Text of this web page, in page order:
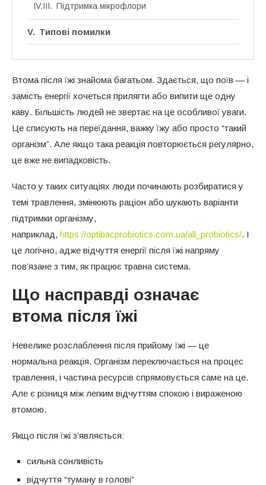
Підтримка мікрофлори
Типові помилки
Втома після їжі знайома багатьом. Здається, що поїв — і
замість енергії хочеться прилягти або випити ще одну
каву. Більшість людей не звертає на це особливої уваги.
Це списують на переїдання, важку їжу або просто “такий
організм”. Але якщо така реакція повторюється регулярно,
це вже не випадковість.
Часто у таких ситуаціях люди починають розбиратися у
темі травлення, змінюють раціон або шукають варіанти
підтримки організму,
наприклад, https://optibacprobiotics.com.ua/all_probiotics/. І
це логічно, адже відчуття енергії після їжі напряму
пов’язане з тим, як працює травна система.
Що насправді означає
втома після їжі
Невелике розслаблення після прийому їжі — це
нормальна реакція. Організм переключається на процес
травлення, і частина ресурсів спрямовується саме на це.
Але є різниця між легким відчуттям спокою і вираженою
втомою.
Якщо після їжі з’являється:
сильна сонливість
відчуття “туману в голові”